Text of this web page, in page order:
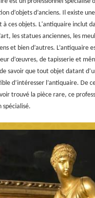
d’objets d’anciens. Il existe
à ces objets. L'antiquaire inclut
les statues anciennes, les
et bien d’autres. L’antiquaire
d’œuvres, de tapisserie et
savoir que tout objet datant
d’intéresser l’antiquaire. De
trouvé la pièce rare, ce
spécialisé.